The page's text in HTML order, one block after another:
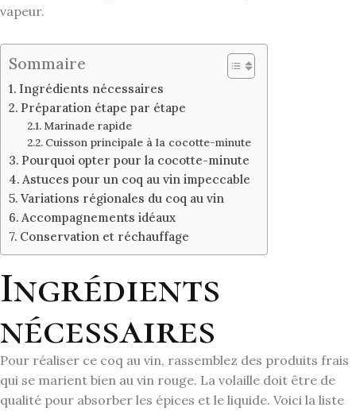
vapeur.
Sommaire
Ingrédients nécessaires
Préparation étape par étape
Marinade rapide
Cuisson principale à la cocotte-minute
Pourquoi opter pour la cocotte-minute
Astuces pour un coq au vin impeccable
Variations régionales du coq au vin
Accompagnements idéaux
Conservation et réchauffage
Ingrédients
nécessaires
Pour réaliser ce coq au vin, rassemblez des produits frais
qui se marient bien au vin rouge. La volaille doit être de
qualité pour absorber les épices et le liquide. Voici la liste